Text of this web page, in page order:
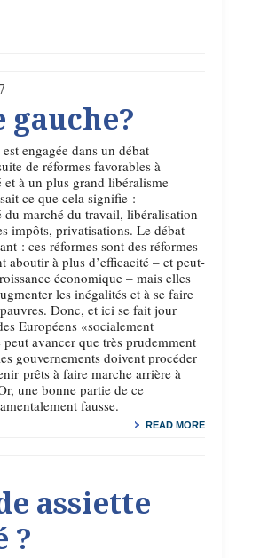
engagée dans un débat
de réformes favorables à
et à un plus grand libéralisme
ce que cela signifie :
marché du travail, libéralisation
impôts, privatisations. Le débat
: ces réformes sont des réformes
aboutir à plus d’efficacité – et peut-
économique – mais elles
les inégalités et à se faire
Donc, et ici se fait jour
Européens «socialement
avancer que très prudemment
gouvernements doivent procéder
prêts à faire marche arrière à
une bonne partie de ce
fausse.
READ MORE
assiette
?